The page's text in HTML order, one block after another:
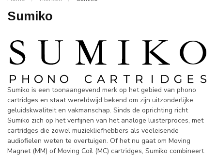
Sumiko
Sumiko is een toonaangevend merk op het gebied van phono
cartridges en staat wereldwijd bekend om zijn uitzonderlijke
geluidskwaliteit en vakmanschap. Sinds de oprichting richt
Sumiko zich op het verfijnen van het analoge luisterproces, met
cartridges die zowel muziekliefhebbers als veeleisende
audiofielen weten te overtuigen. Of het nu gaat om Moving
Magnet (MM) of Moving Coil (MC) cartridges, Sumiko combineert